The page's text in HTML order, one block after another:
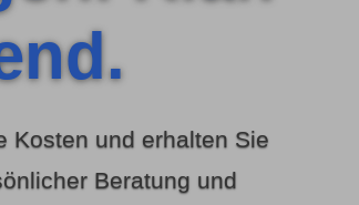
Kosten und erhalten Sie
Beratung und